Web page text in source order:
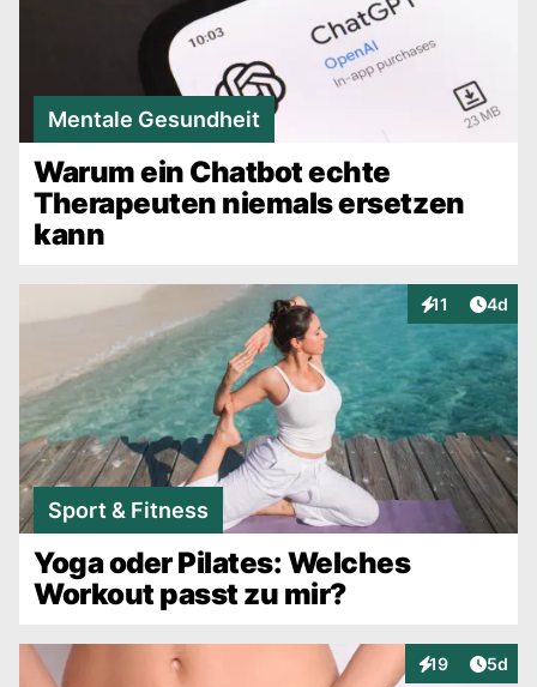
Mentale Gesundheit
Warum ein Chatbot echte
Therapeuten niemals ersetzen
kann
11
Interaktionen
4d
Sport & Fitness
Yoga oder Pilates: Welches
Workout passt zu mir?
19
Interaktionen
5d